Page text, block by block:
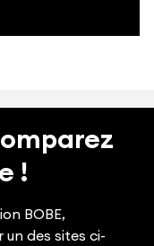
!
BOBE,
des sites ci-